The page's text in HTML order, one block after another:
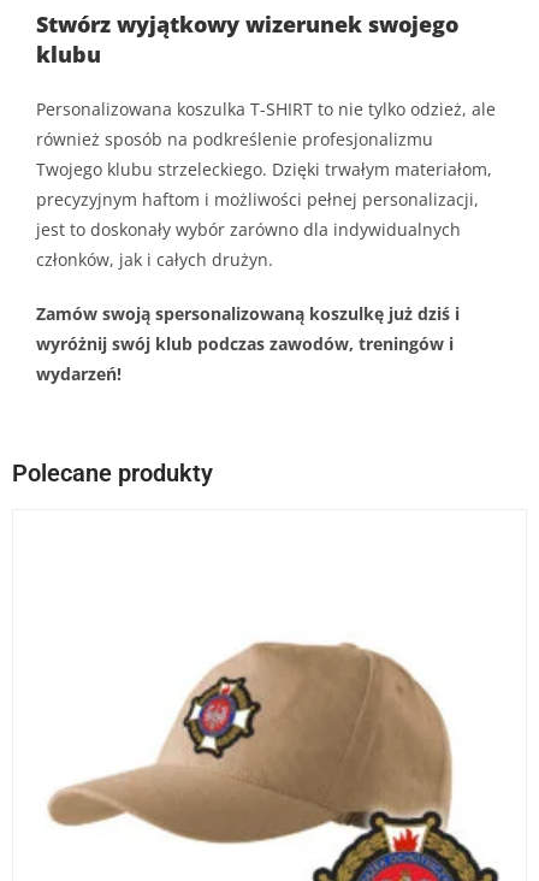
Stwórz wyjątkowy wizerunek swojego
klubu
Personalizowana koszulka T-SHIRT to nie tylko odzież, ale
również sposób na podkreślenie profesjonalizmu
Twojego klubu strzeleckiego. Dzięki trwałym materiałom,
precyzyjnym haftom i możliwości pełnej personalizacji,
jest to doskonały wybór zarówno dla indywidualnych
członków, jak i całych drużyn.
Zamów swoją spersonalizowaną koszulkę już dziś i
wyróżnij swój klub podczas zawodów, treningów i
wydarzeń!
Polecane produkty